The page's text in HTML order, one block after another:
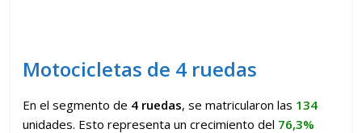
Motocicletas de 4 ruedas
En el segmento de 4 ruedas, se matricularon las 134
unidades. Esto representa un crecimiento del 76,3%